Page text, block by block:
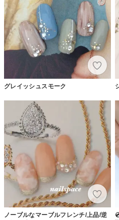
グレイッシュスモーク
ノーブルなマーブルフレンチ/上品/逆